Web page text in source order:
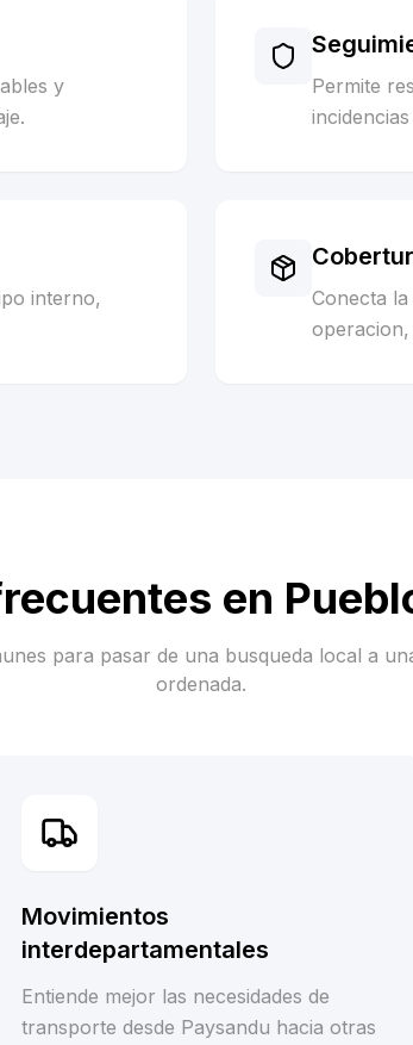
y
Permite
interno,
Conecta
en
para pasar de una busqueda local a
ordenada.
Movimientos
interdepartamentales
Entiende mejor las necesidades de
transporte desde Paysandu hacia otras